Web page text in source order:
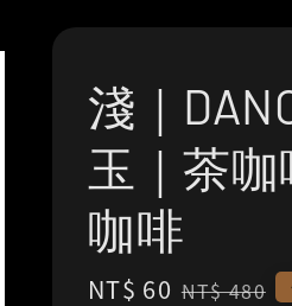
淺｜
玉｜茶
咖啡
Sale
NT$ 60 Regular
NT$ 480